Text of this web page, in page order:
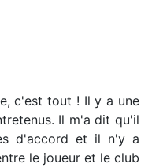
c'est tout ! Il y a une
Il m'a dit qu'il
d'accord et il n'y a
le joueur et le club